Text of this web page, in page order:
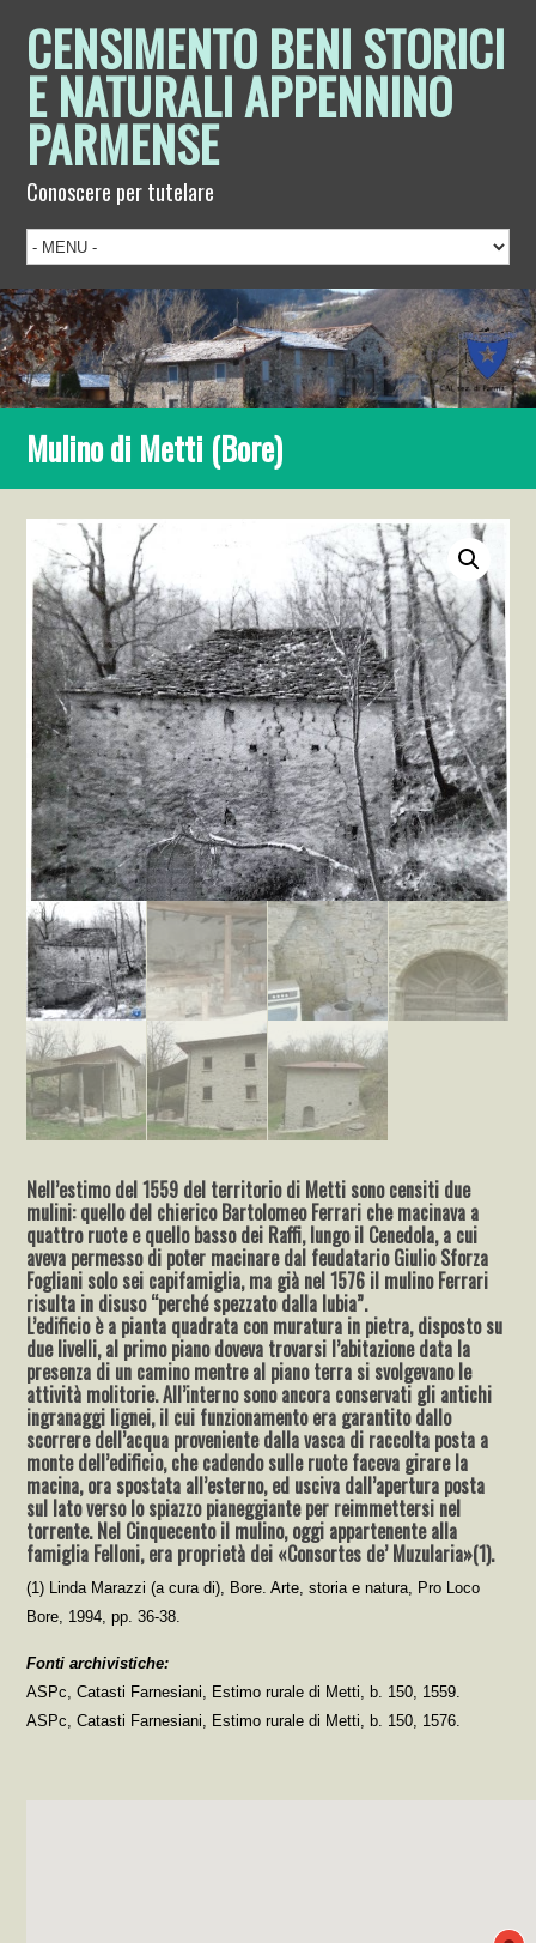
CENSIMENTO BENI STORICI
E NATURALI APPENNINO
PARMENSE
Conoscere per tutelare
Mulino di Metti (Bore)
Nell’estimo del 1559 del territorio di Metti sono censiti due
mulini: quello del chierico Bartolomeo Ferrari che macinava a
quattro ruote e quello basso dei Raffi, lungo il Cenedola, a cui
aveva permesso di poter macinare dal feudatario Giulio Sforza
Fogliani solo sei capifamiglia, ma già nel 1576 il mulino Ferrari
risulta in disuso “perché spezzato dalla lubia”.
L’edificio è a pianta quadrata con muratura in pietra, disposto su
due livelli, al primo piano doveva trovarsi l’abitazione data la
presenza di un camino mentre al piano terra si svolgevano le
attività molitorie. All’interno sono ancora conservati gli antichi
ingranaggi lignei, il cui funzionamento era garantito dallo
scorrere dell’acqua proveniente dalla vasca di raccolta posta a
monte dell’edificio, che cadendo sulle ruote faceva girare la
macina, ora spostata all’esterno, ed usciva dall’apertura posta
sul lato verso lo spiazzo pianeggiante per reimmettersi nel
torrente. Nel Cinquecento il mulino, oggi appartenente alla
famiglia Felloni, era proprietà dei «Consortes de’ Muzularia»(1).
(1) Linda Marazzi (a cura di), Bore. Arte, storia e natura, Pro Loco
Bore, 1994, pp. 36-38.
Fonti archivistiche:
ASPc, Catasti Farnesiani, Estimo rurale di Metti, b. 150, 1559.
ASPc, Catasti Farnesiani, Estimo rurale di Metti, b. 150, 1576.